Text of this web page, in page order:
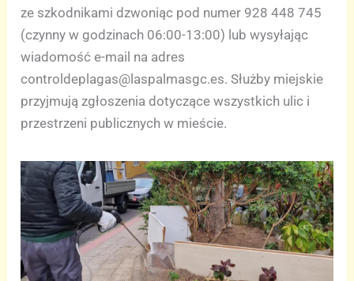
ze szkodnikami dzwoniąc pod numer 928 448 745
(czynny w godzinach 06:00-13:00) lub wysyłając
wiadomość e-mail na adres
controldeplagas@laspalmasgc.es. Służby miejskie
przyjmują zgłoszenia dotyczące wszystkich ulic i
przestrzeni publicznych w mieście.